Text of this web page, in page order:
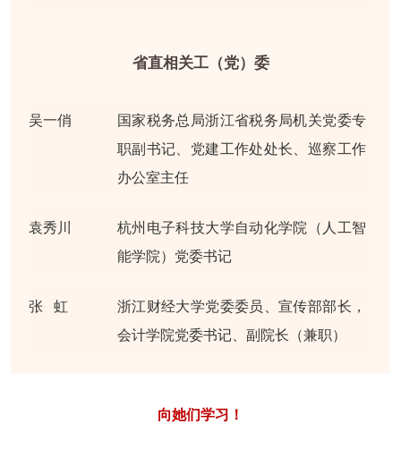
省直相关工（党）委
吴一俏
国家税务总局浙江省税务局机关党委专
职副书记、党建工作处处长、巡察工作
办公室主任
袁秀川
杭州电子科技大学自动化学院（人工智
能学院）党委书记
张 虹
浙江财经大学党委委员、宣传部部长，
会计学院党委书记、副院长（兼职）
向她们学习！